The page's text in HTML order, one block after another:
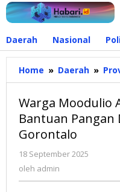
Lewati
ke
Daerah Nasional
Home » Daerah »
Warga Moodulio
Bantuan Pangan
Gorontalo
18 September 2025
oleh admin